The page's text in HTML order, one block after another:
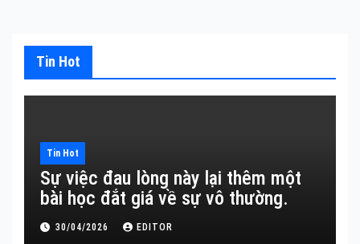
Tin Hot
Tin Hot
Sự việc đau lòng này lại thêm một
bài học đắt giá về sự vô thường.
30/04/2026 EDITOR